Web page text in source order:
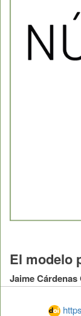
El modelo
Jaime Cárdenas